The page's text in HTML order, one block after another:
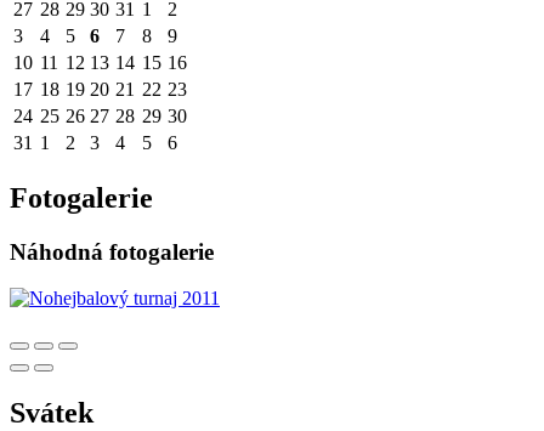
27 28 29 30 31 1
2
3
4 5 6 7 8
9
10 11 12 13 14 15 16
17 18 19 20 21 22 23
24 25 26 27 28 29 30
31 1 2 3 4 5 6
Fotogalerie
Náhodná fotogalerie
Svátek